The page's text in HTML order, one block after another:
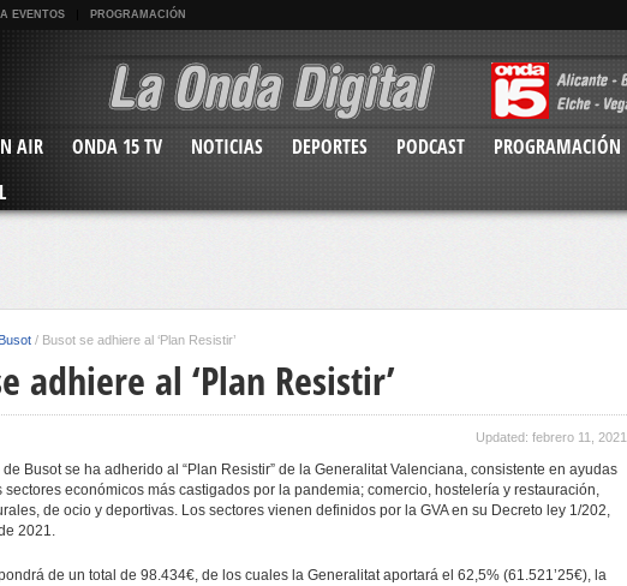
EVENTOS PROGRAMACIÓN
AIR ONDA 15 TV NOTICIAS DEPORTES PODCAST PROGRAMACIÓN
Busot / Busot se adhiere al ‘Plan Resistir’
adhiere al ‘Plan Resistir’
Updated: febrero 11, 2021
de Busot se ha adherido al “Plan Resistir” de la Generalitat Valenciana, consistente en ayudas
sectores económicos más castigados por la pandemia; comercio, hostelería y restauración,
de ocio y deportivas. Los sectores vienen definidos por la GVA en su Decreto ley 1/202,
2021.
de un total de 98.434€, de los cuales la Generalitat aportará el 62,5% (61.521’25€), la